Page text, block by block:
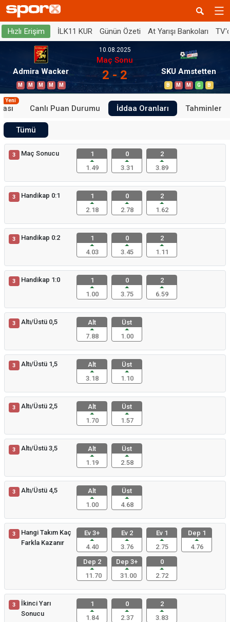
Hızlı Erişim İLK11 KUR Günün Özeti At Yarışı Bankoları
Admira Wacker
M M M M M
10.08.2025
Maç Sonu
2 - 2 SKU Amstetten
B M M G B
Yeni
Canlı Puan Durumu İddaa Oranları Tahminler
Tümü
3 Maç Sonucu
1
1.49
0
3.31
2
3.89
3 Handikap 0:1
1
2.18
0
2.78
2
1.62
3 Handikap 0:2
1
4.03
0
3.45
2
1.11
3 Handikap 1:0
1
1.00
0
3.75
2
6.59
3 Altı/Üstü 0,5
Alt
7.88
Üst
1.00
3 Altı/Üstü 1,5
Alt
3.18
Üst
1.10
3 Altı/Üstü 2,5
Alt
1.70
Üst
1.57
3 Altı/Üstü 3,5
Alt
1.19
Üst
2.58
3 Altı/Üstü 4,5
Alt
1.00
Üst
4.68
3
Hangi Takım Kaç
Farkla Kazanır
Ev 3+
4.40
Ev 2
3.76
Ev 1
2.75
Dep 1
4.76
Dep 2
11.70
Dep 3+
31.00
0
2.72
3
İkinci Yarı
Sonucu
1
1.84
0
2.37
2
3.83